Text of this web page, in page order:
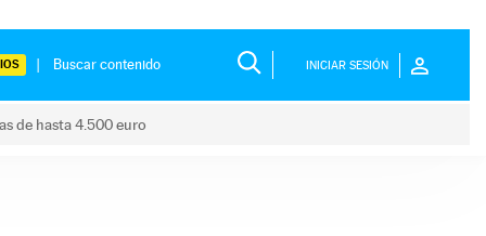
INICIAR SESIÓN
de hasta 4.500 euro